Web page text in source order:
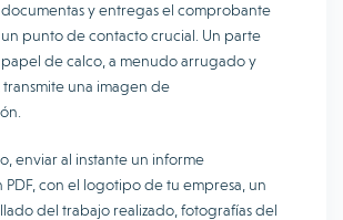
y entregas el comprobante
punto de contacto crucial. Un parte
de calco, a menudo arrugado y
una imagen de
enviar al instante un informe
PDF, con el logotipo de tu empresa, un
del trabajo realizado, fotografías del